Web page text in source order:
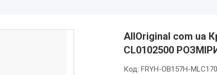
AllOriginal com ua
CL0102500
Код:FRYH-OB157H-